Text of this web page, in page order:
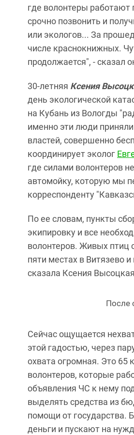
где волонтеры работают
срочно позвонить и
или экологов... За
числе краснокнижных.
продолжается", - сказал
30-летняя Ксения
день экологической
на Кубань из Вологды
именно эти люди
властей, совершенно
координирует эколог
где силами волонтеров
автомойку, которую мы
корреспонденту
По ее словам, пункты
экипировку и все
волонтеров. Живых птиц
пяти местах в Витязево
сказала Ксения
После
Сейчас ощущается
этой гадостью, через
охвата огромная. Это
волонтеров, которые
объявления ЧС к нему
выделять средства из
помощи от государства.
деньги и пускают на